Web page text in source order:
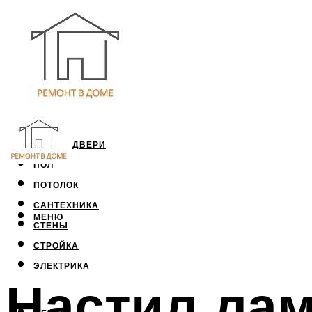
ОКНА И ДВЕРИ
ПОЛ
ПОТОЛОК
САНТЕХНИКА
СТЕНЫ
СТРОЙКА
ЭЛЕКТРИКА
МЕНЮ